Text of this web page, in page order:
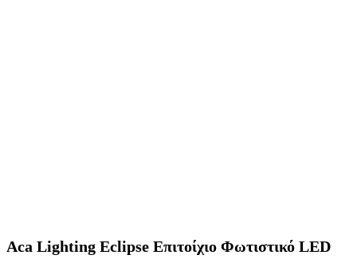
Aca Lighting Eclipse Επιτοίχιο Φωτιστικό LED